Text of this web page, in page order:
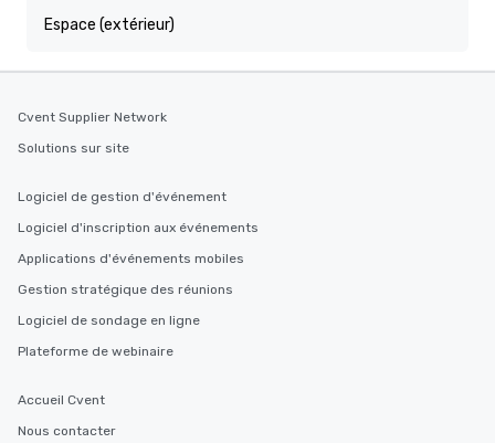
Espace (extérieur)
Cvent Supplier Network
Solutions sur site
Logiciel de gestion d'événement
Logiciel d'inscription aux événements
Applications d'événements mobiles
Gestion stratégique des réunions
Logiciel de sondage en ligne
Plateforme de webinaire
Accueil Cvent
Nous contacter